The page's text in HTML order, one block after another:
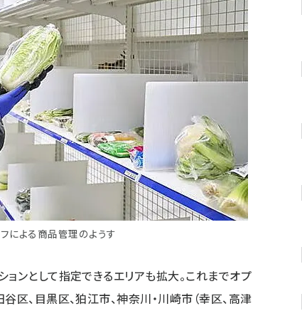
による商品管理のようす
ンとして指定できるエリアも拡大。これまでオプ
区、目黒区、狛江市、神奈川・川崎市（幸区、高津